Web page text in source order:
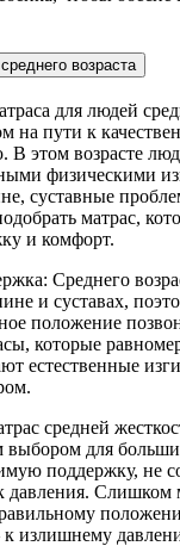
возраста
для людей
на пути к
В этом возрасте
физическими
суставные
матрас,
и комфорт.
Среднего
и суставах,
положение
которые
естественные
средней
выбором для
поддержку, не
давления. Слишком
излишнему